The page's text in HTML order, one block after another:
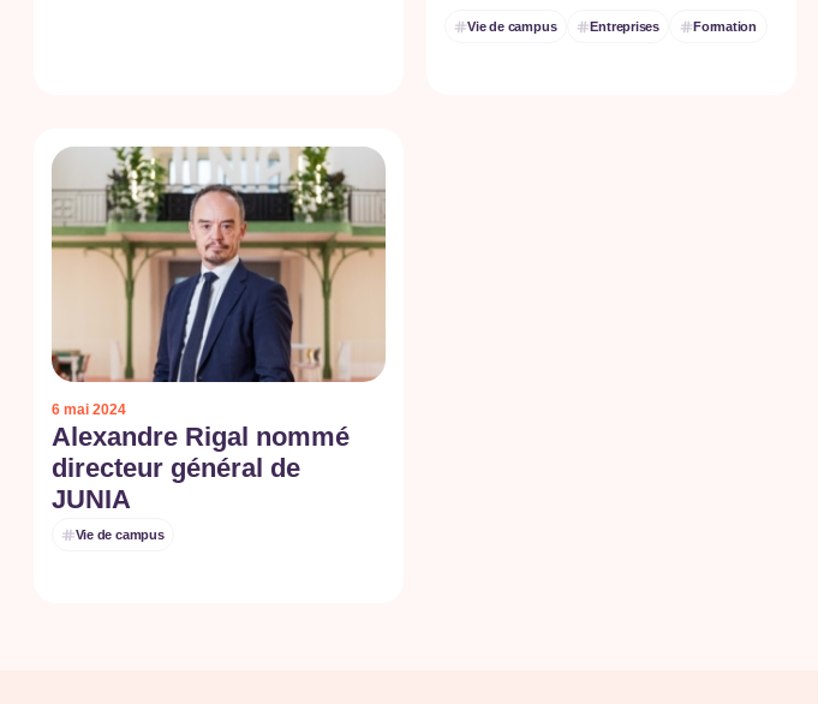
Vie de campus Entreprises Formation
6 mai 2024
Alexandre Rigal nommé
directeur général de
JUNIA
Vie de campus